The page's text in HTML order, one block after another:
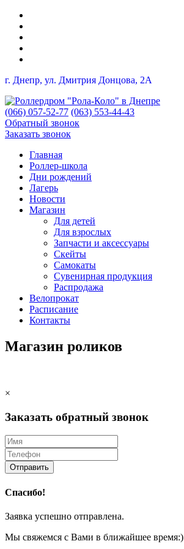
г. Днепр, ул. Дмитрия Донцова, 2A
(066) 057-52-77 (063) 553-44-43
Обратный звонок
Заказать звонок
Главная
Роллер-школа
Дни рождений
Лагерь
Новости
Магазин
Для детей
Для взрослых
Запчасти и аксессуары
Скейты
Самокаты
Сувенирная продукция
Распродажа
Велопрокат
Расписание
Контакты
Магазин роликов
×
Заказать обратный звонок
Отправить
Спасибо!
Заявка успешно отправлена.
Мы свяжемся с Вами в ближайшее время:)